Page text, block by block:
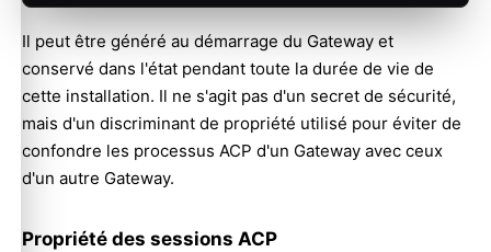
Il peut être généré au démarrage du Gateway et
conservé dans l'état pendant toute la durée de vie de
cette installation. Il ne s'agit pas d'un secret de sécurité,
mais d'un discriminant de propriété utilisé pour éviter de
confondre les processus ACP d'un Gateway avec ceux
d'un autre Gateway.
Propriété des sessions ACP